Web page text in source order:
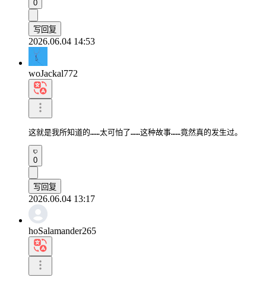
0
写回复
2026.06.04 14:53
woJackal772
这就是我所知道的……太可怕了……这种故事……竟然真的发生过。
0
写回复
2026.06.04 13:17
hoSalamander265